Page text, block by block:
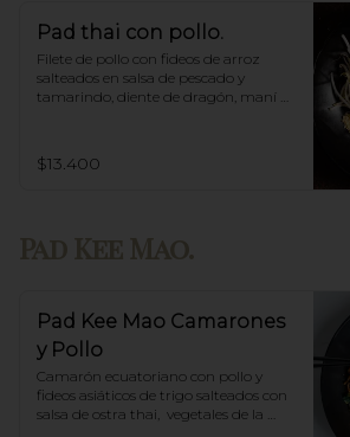
Pad thai con pollo.
Filete de pollo con fideos de arroz
salteados en salsa de pescado y
tamarindo, diente de dragón, maní
$13.400
Pad Kee Mao Camarones
y Pollo
Camarón ecuatoriano con pollo y
fideos asiáticos de trigo salteados con
salsa de ostra thai,  vegetales de la